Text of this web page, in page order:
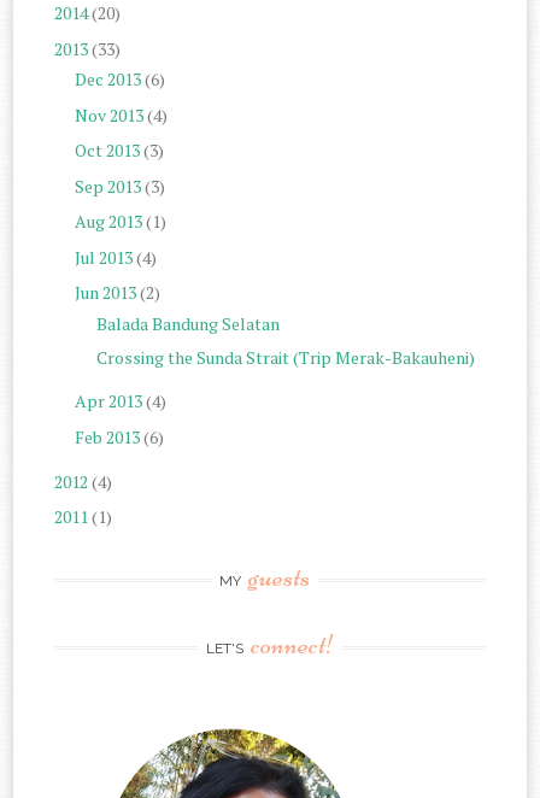
2014(20)
2013(33)
Dec 2013(6)
Nov 2013(4)
Oct 2013(3)
Sep 2013(3)
Aug 2013(1)
Jul 2013(4)
Jun 2013(2)
Balada Bandung Selatan
Crossing the Sunda Strait (Trip Merak-Bakauheni)
Apr 2013(4)
Feb 2013(6)
2012(4)
2011(1)
MY guests
LET'S connect!